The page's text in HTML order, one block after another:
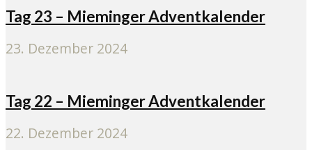
Tag 23 – Mieminger Adventkalender
23. Dezember 2024
Tag 22 – Mieminger Adventkalender
22. Dezember 2024